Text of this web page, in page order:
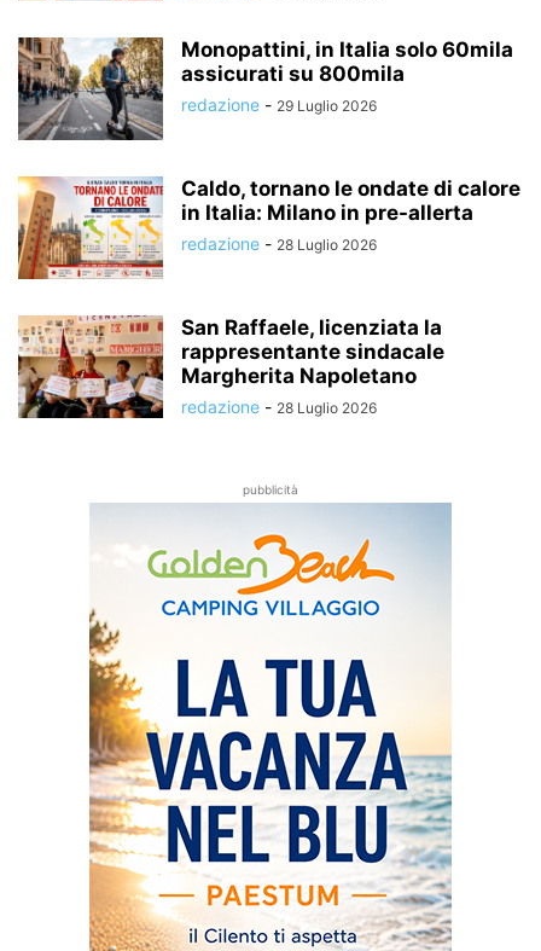
Monopattini, in Italia solo 60mila
assicurati su 800mila
redazione - 29 Luglio 2026
Caldo, tornano le ondate di calore
in Italia: Milano in pre-allerta
redazione - 28 Luglio 2026
San Raffaele, licenziata la
rappresentante sindacale
Margherita Napoletano
redazione - 28 Luglio 2026
pubblicità